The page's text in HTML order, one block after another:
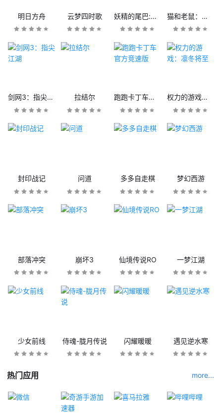
明日方舟 云梦四时歌 妖精的尾巴:魔导少年 猫和老鼠：欢乐互动
剑网3：指尖江湖 拉结尔 跑跑卡丁车官方竞速版 权力的游戏：凛冬将至
封印战记 问道 多多自走棋 梦幻西游
部落冲突 崩坏3 仙境传说RO 一梦江湖
少女前线 侍魂-胧月传说 闪耀暖暖 遇见逆水寒
热门应用 more...